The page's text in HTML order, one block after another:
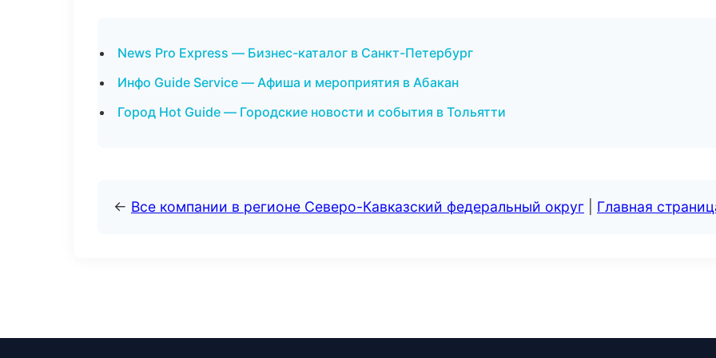
News Pro Express — Бизнес-каталог в Санкт-Петербург
Инфо Guide Service — Афиша и мероприятия в Абакан
Город Hot Guide — Городские новости и события в Тольятти
← Все компании в регионе Северо-Кавказский федеральный округ Главная